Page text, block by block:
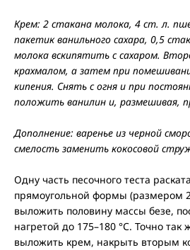
Крем: 2 стакана молока, 4 ст. л.
пакетик ванильного сахара, 0,5
молока вскипятить с сахаром.
крахмалом, а затем при
кипения. Снять с огня и при
положить ванилин и, размешивая,
Дополнение: варенье из черной
смелость заменить кокосовой
Одну часть песочного теста
прямоугольной формы (размером
выложить половину массы безе,
нагретой до 175–180 °С. Точно
выложить крем, накрыть вторым